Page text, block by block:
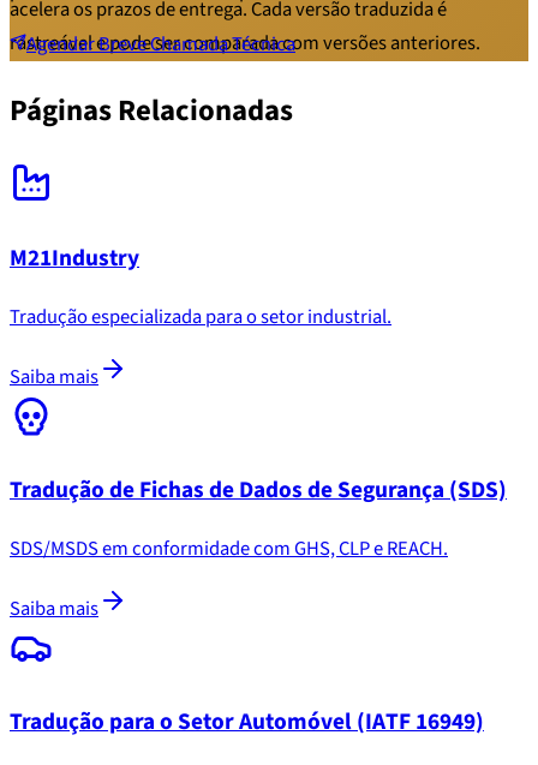
acelera os prazos de entrega. Cada versão traduzida é
rastreável e pode ser comparada com versões anteriores.
Agendar Breve Chamada Técnica
Páginas Relacionadas
M21Industry
Tradução especializada para o setor industrial.
Saiba mais
Tradução de Fichas de Dados de Segurança (SDS)
SDS/MSDS em conformidade com GHS, CLP e REACH.
Saiba mais
Tradução para o Setor Automóvel (IATF 16949)